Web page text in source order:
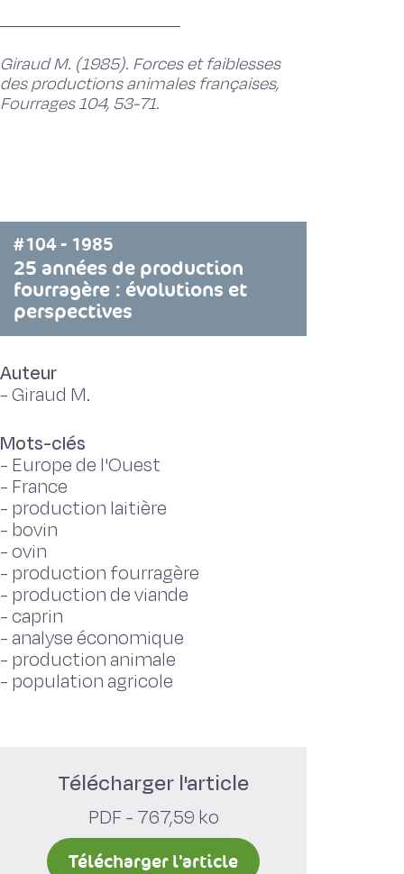
Giraud M. (1985). Forces et faiblesses
des productions animales françaises,
Fourrages 104, 53-71.
#104 - 1985
25 années de production
fourragère : évolutions et
perspectives
Auteur
-Giraud M.
Mots-clés
- Europe de l'Ouest
- France
- production laitière
- bovin
-ovin
- production fourragère
- production de viande
-caprin
- analyse économique
- production animale
- population agricole
Télécharger l'article
PDF - 767,59 ko
Télécharger l'article